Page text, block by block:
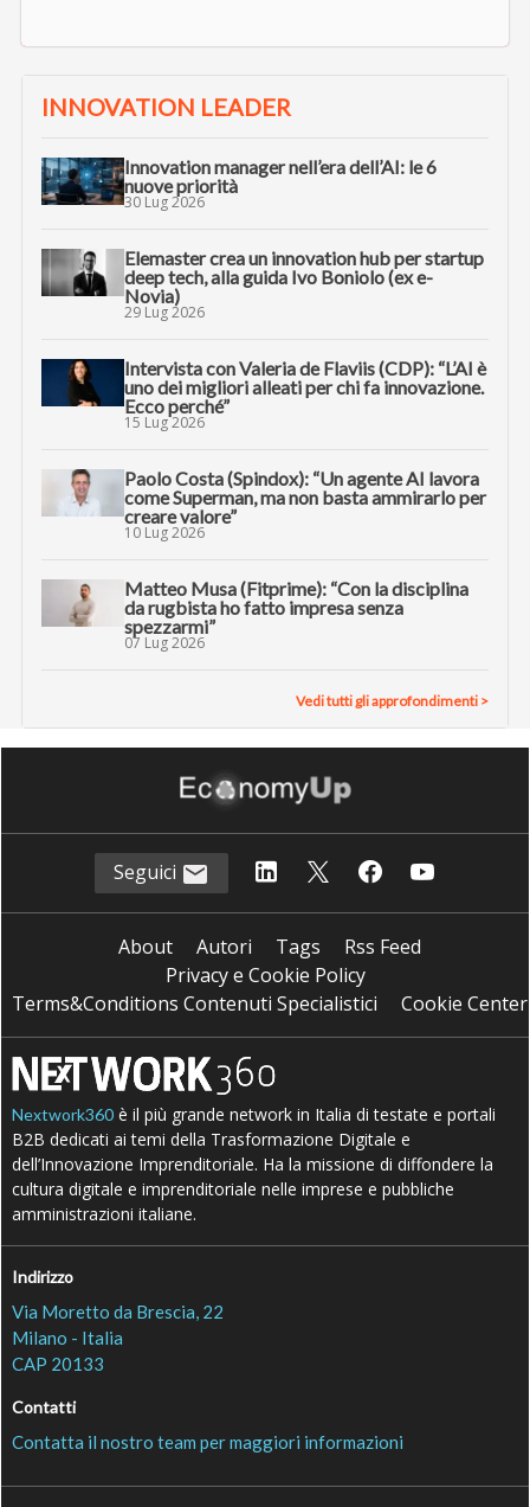
INNOVATION LEADER
Innovation manager nell’era dell’AI: le 6
nuove priorità
30 Lug 2026
Elemaster crea un innovation hub per startup
deep tech, alla guida Ivo Boniolo (ex e-
Novia)
29 Lug 2026
Intervista con Valeria de Flaviis (CDP): “L’AI è
uno dei migliori alleati per chi fa innovazione.
Ecco perché”
15 Lug 2026
Paolo Costa (Spindox): “Un agente AI lavora
come Superman, ma non basta ammirarlo per
creare valore”
10 Lug 2026
Matteo Musa (Fitprime): “Con la disciplina
da rugbista ho fatto impresa senza
spezzarmi”
07 Lug 2026
Vedi tutti gli approfondimenti >
Seguici
About Autori Tags
Rss Feed
Privacy e Cookie Policy
Terms&Conditions Contenuti Specialistici
Cookie Center
Nextwork360 è il più grande network in Italia di testate e portali
B2B dedicati ai temi della Trasformazione Digitale e
dell’Innovazione Imprenditoriale. Ha la missione di diffondere la
cultura digitale e imprenditoriale nelle imprese e pubbliche
amministrazioni italiane.
Indirizzo
Via Moretto da Brescia, 22
Milano - Italia
CAP 20133
Contatti
Contatta il nostro team per maggiori informazioni